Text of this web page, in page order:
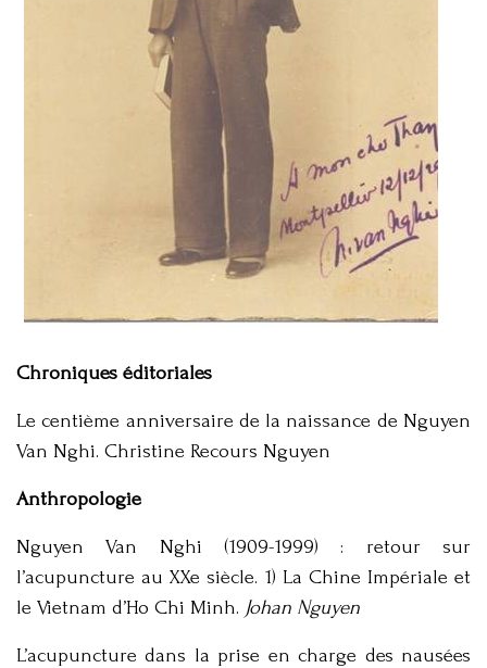
Chroniques éditoriales
Le centième anniversaire de la naissance de Nguyen
Van Nghi. Christine Recours Nguyen
Anthropologie
Nguyen Van Nghi (1909-1999) : retour sur
l’acupuncture au XXe siècle. 1) La Chine Impériale et
le Vietnam d’Ho Chi Minh. Johan Nguyen
L’acupuncture dans la prise en charge des nausées